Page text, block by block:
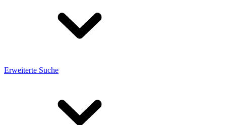
Erweiterte Suche